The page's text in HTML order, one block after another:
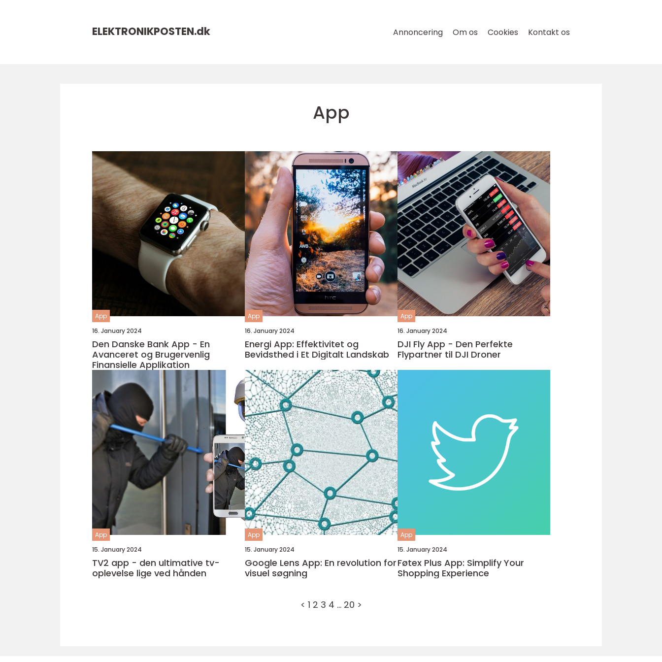
ELEKTRONIKPOSTEN.dk Annoncering Om os Cookies Kontakt os
App
App
16. January 2024
Den Danske Bank App - En
Avanceret og Brugervenlig
Finansielle Applikation
App
16. January 2024
Energi App: Effektivitet og
Bevidsthed i Et Digitalt Landskab
App
16. January 2024
DJI Fly App - Den Perfekte
Flypartner til DJI Droner
App
15. January 2024
TV2 app - den ultimative tv-
oplevelse lige ved hånden
App
15. January 2024
Google Lens App: En revolution for
visuel søgning
App
15. January 2024
Føtex Plus App: Simplify Your
Shopping Experience
< 1 2 3 4 … 20 >